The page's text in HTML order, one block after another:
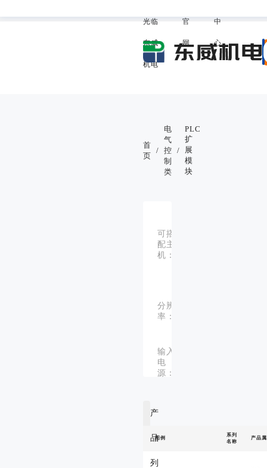
光临
东威
机电
官
网
中
心
首
页
/
电
气
控
制
类
/
PLC
扩
展
模
块
可搭
配主
机：
分辨
率：
输入
电
源：
产
品
列
图例
系列
名称
产品